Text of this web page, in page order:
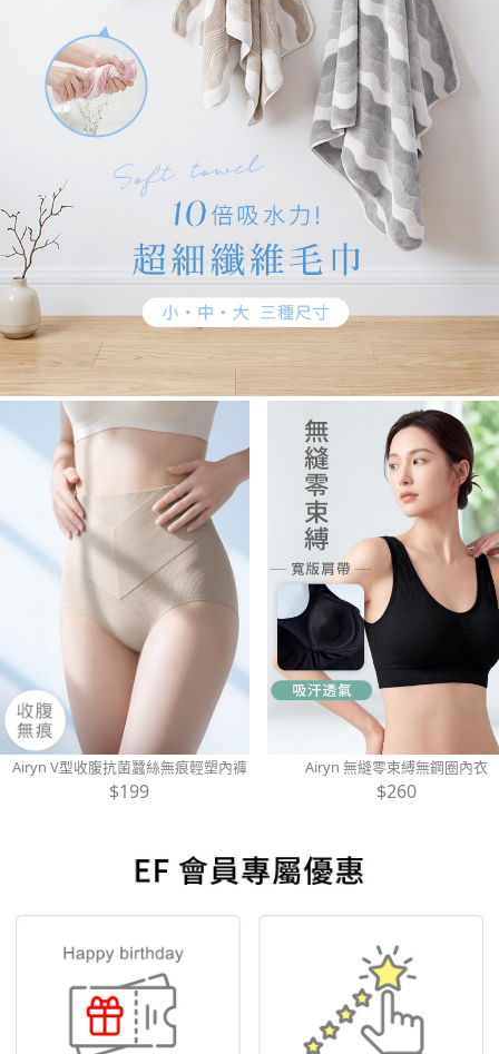
Airyn V型收腹抗菌蠶絲無痕輕塑內褲
$199
Airyn 無縫零束縛無鋼圈內衣
$260